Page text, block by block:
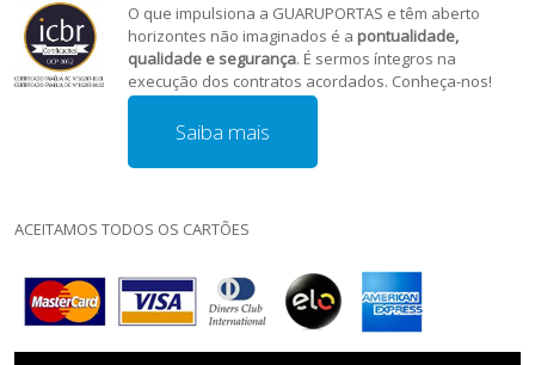
O que impulsiona a GUARUPORTAS e têm aberto
horizontes não imaginados é a pontualidade,
qualidade e segurança. É sermos íntegros na
execução dos contratos acordados. Conheça-nos!
Saiba mais
ACEITAMOS TODOS OS CARTÕES